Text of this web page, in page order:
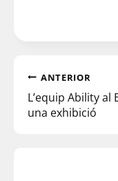
ANTERIOR
L’equip Ability al
una exhibició